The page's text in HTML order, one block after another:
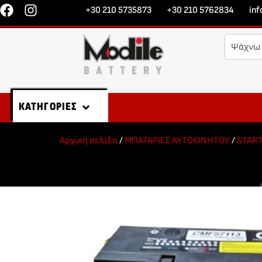
+30 210 5735873 +30 210 5762834
ΚΑΤΗΓΟΡΙΕΣ
Αρχική σελίδα/ ΜΠΑΤΑΡΙΕΣ ΑΥΤΟΚΙΝΗΤΟΥ/